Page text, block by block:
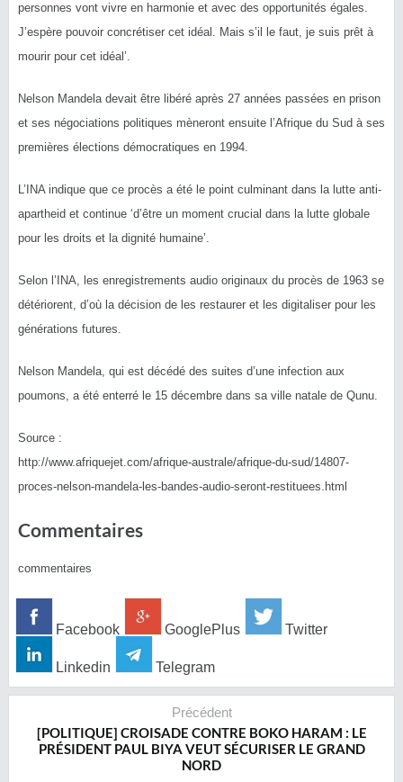
personnes vont vivre en harmonie et avec des opportunités égales.
J’espère pouvoir concrétiser cet idéal. Mais s’il le faut, je suis prêt à
mourir pour cet idéal’.
Nelson Mandela devait être libéré après 27 années passées en prison
et ses négociations politiques mèneront ensuite l’Afrique du Sud à ses
premières élections démocratiques en 1994.
L’INA indique que ce procès a été le point culminant dans la lutte anti-
apartheid et continue ‘d’être un moment crucial dans la lutte globale
pour les droits et la dignité humaine’.
Selon l’INA, les enregistrements audio originaux du procès de 1963 se
détériorent, d’où la décision de les restaurer et les digitaliser pour les
générations futures.
Nelson Mandela, qui est décédé des suites d’une infection aux
poumons, a été enterré le 15 décembre dans sa ville natale de Qunu.
Source :
http://www.afriquejet.com/afrique-australe/afrique-du-sud/14807-
proces-nelson-mandela-les-bandes-audio-seront-restituees.html
Commentaires
commentaires
Facebook GooglePlus Twitter
Linkedin Telegram
Précédent
[POLITIQUE] CROISADE CONTRE BOKO HARAM : LE
PRÉSIDENT PAUL BIYA VEUT SÉCURISER LE GRAND
NORD